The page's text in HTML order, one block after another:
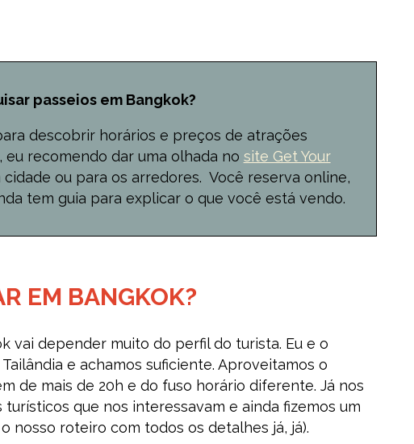
passeios em Bangkok?
descobrir horários e preços de atrações
recomendo dar uma olhada no site Get Your
ou para os arredores. Você reserva online,
tem guia para explicar o que você está vendo.
EM BANGKOK?
vai depender muito do perfil do turista. Eu e o
e achamos suficiente. Aproveitamos o
de mais de 20h e do fuso horário diferente. Já nos
que nos interessavam e ainda fizemos um
nosso roteiro com todos os detalhes já, já).